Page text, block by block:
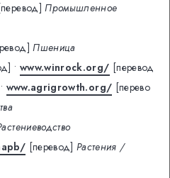
[перевод] Промышленное
Пшеница
• www.winrock.org/ [перевод
• www.agrigrowth.org/ [перево
[перевод] Растения /